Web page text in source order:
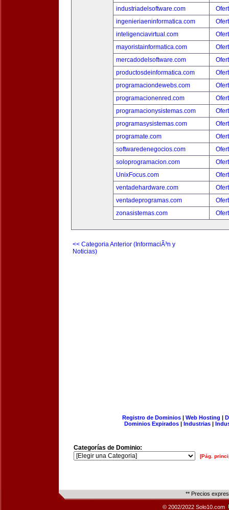
industriadelsoftware.com
ingenieriaeninformatica.com
inteligenciavirtual.com
mayoristainformatica.com
mercadodelsoftware.com
productosdeinformatica.com
programaciondewebs.com
programacionenred.com
programacionysistemas.com
programasysistemas.com
programate.com
softwaredenegocios.com
soloprogramacion.com
UnixFocus.com
ventadehardware.com
ventadeprogramas.com
zonasistemas.com
<< Categoria Anterior (InformaciÃ³n y
Noticias)
Registro de Dominios| Web Hosting |
Dominios Expirados | Industrias |
Categorías de Dominio:
[Pág.
** Precios
© 2002/2022 Solo10.com